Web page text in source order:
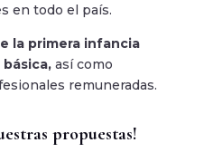
en todo el país.
la primera infancia
así como
remuneradas.
propuestas!